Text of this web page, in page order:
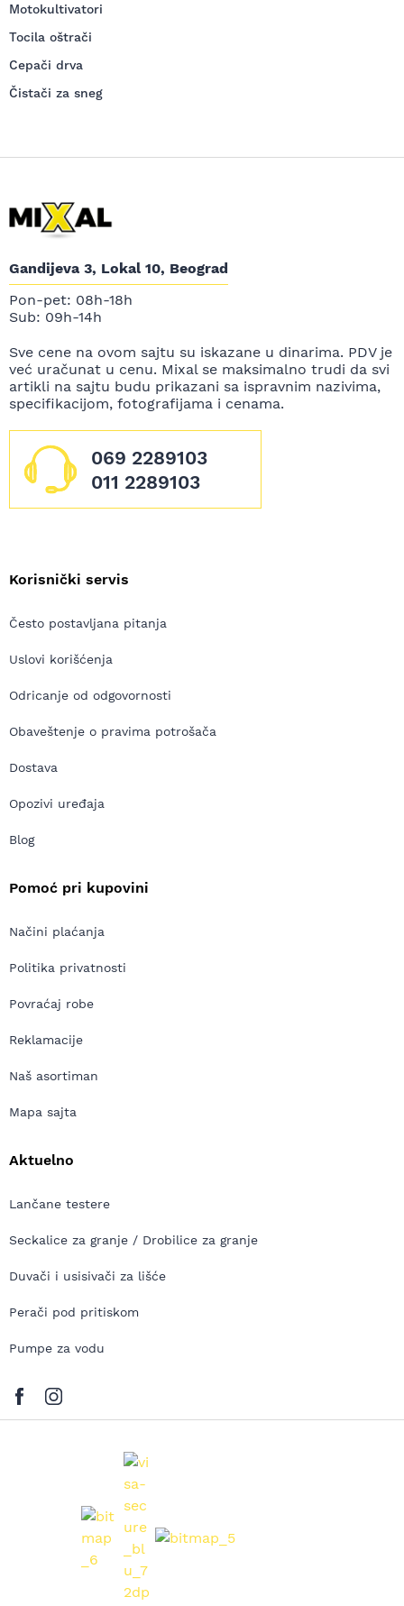
Motokultivatori
Tocila oštrači
Cepači drva
Čistači za sneg
Gandijeva 3, Lokal 10, Beograd
Pon-pet: 08h-18h
Sub: 09h-14h
Sve cene na ovom sajtu su iskazane u dinarima. PDV je
već uračunat u cenu. Mixal se maksimalno trudi da svi
artikli na sajtu budu prikazani sa ispravnim nazivima,
specifikacijom, fotografijama i cenama.
069 2289103
011 2289103
Korisnički servis
Često postavljana pitanja
Uslovi korišćenja
Odricanje od odgovornosti
Obaveštenje o pravima potrošača
Dostava
Opozivi uređaja
Blog
Pomoć pri kupovini
Načini plaćanja
Politika privatnosti
Povraćaj robe
Reklamacije
Naš asortiman
Mapa sajta
Aktuelno
Lančane testere
Seckalice za granje / Drobilice za granje
Duvači i usisivači za lišće
Perači pod pritiskom
Pumpe za vodu